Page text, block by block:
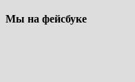
Мы на фейсбуке